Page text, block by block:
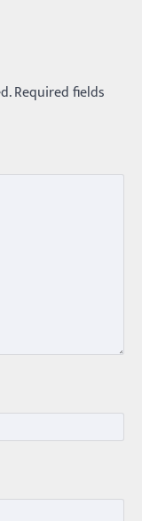
Required fields
సైతం